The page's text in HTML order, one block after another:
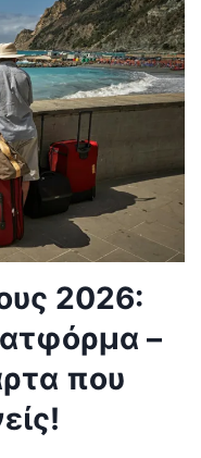
2026:
–
που